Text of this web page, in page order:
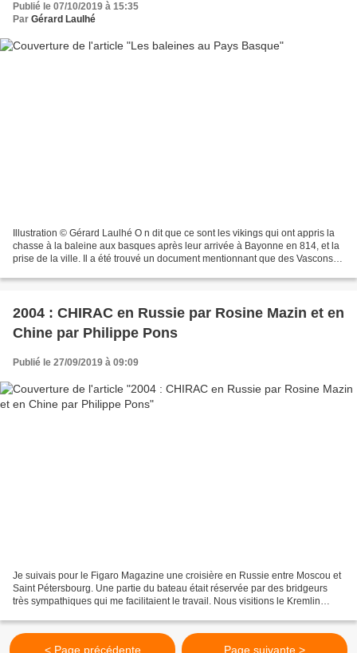
Publié le 07/10/2019 à 15:35
Par Gérard Laulhé
Illustration © Gérard Laulhé O n dit que ce sont les vikings qui ont appris la
chasse à la baleine aux basques après leur arrivée à Bayonne en 814, et la
prise de la ville. Il a été trouvé un document mentionnant que des Vascons
2004 : CHIRAC en Russie par Rosine Mazin et en
Chine par Philippe Pons
Publié le 27/09/2019 à 09:09
Je suivais pour le Figaro Magazine une croisière en Russie entre Moscou et
Saint Pétersbourg. Une partie du bateau était réservée par des bridgeurs
très sympathiques qui me facilitaient le travail. Nous visitions le Kremlin
< Page précédente Page suivante >